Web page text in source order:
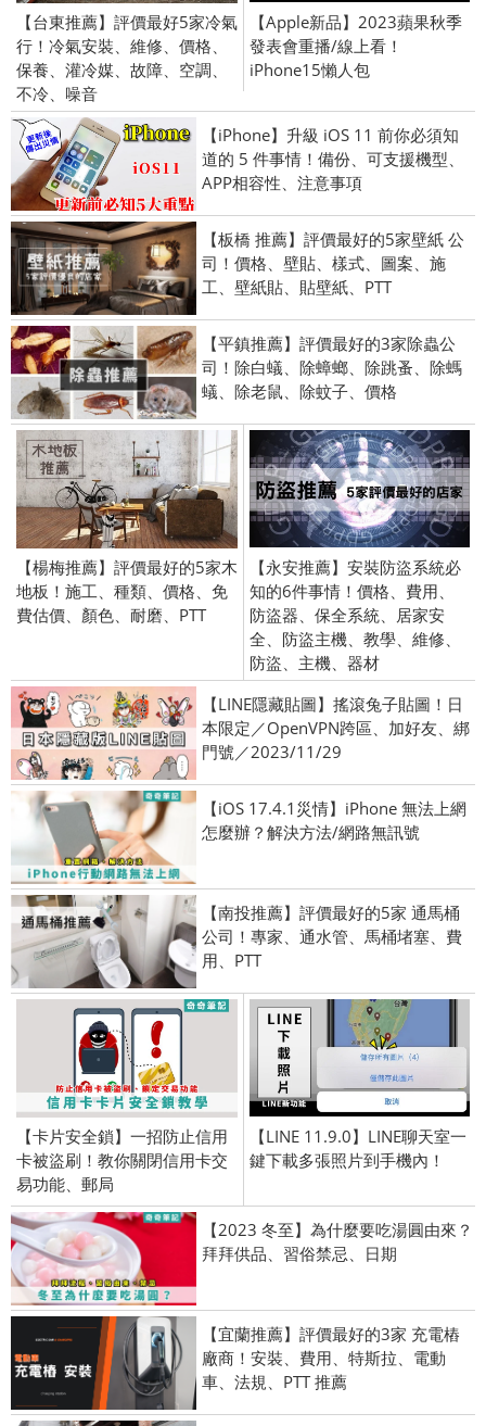
【台東推薦】評價最好5家冷氣
行！冷氣安裝、維修、價格、
保養、灌冷媒、故障、空調、
不冷、噪音
【Apple新品】2023蘋果秋季
發表會重播/線上看！
iPhone15懶人包
【iPhone】升級 iOS 11 前你必須知
道的 5 件事情！備份、可支援機型、
APP相容性、注意事項
【板橋 推薦】評價最好的5家壁紙 公
司！價格、壁貼、樣式、圖案、施
工、壁紙貼、貼壁紙、PTT
【平鎮推薦】評價最好的3家除蟲公
司！除白蟻、除蟑螂、除跳蚤、除螞
蟻、除老鼠、除蚊子、價格
【楊梅推薦】評價最好的5家木
地板！施工、種類、價格、免
費估價、顏色、耐磨、PTT
【永安推薦】安裝防盜系統必
知的6件事情！價格、費用、
防盜器、保全系統、居家安
全、防盜主機、教學、維修、
防盜、主機、器材
【LINE隱藏貼圖】搖滾兔子貼圖！日
本限定／OpenVPN跨區、加好友、綁
門號／2023/11/29
【iOS 17.4.1災情】iPhone 無法上網
怎麼辦？解決方法/網路無訊號
【南投推薦】評價最好的5家 通馬桶
公司！專家、通水管、馬桶堵塞、費
用、PTT
【卡片安全鎖】一招防止信用
卡被盜刷！教你關閉信用卡交
易功能、郵局
【LINE 11.9.0】LINE聊天室一
鍵下載多張照片到手機內！
【2023 冬至】為什麼要吃湯圓由來？
拜拜供品、習俗禁忌、日期
【宜蘭推薦】評價最好的3家 充電樁
廠商！安裝、費用、特斯拉、電動
車、法規、PTT 推薦